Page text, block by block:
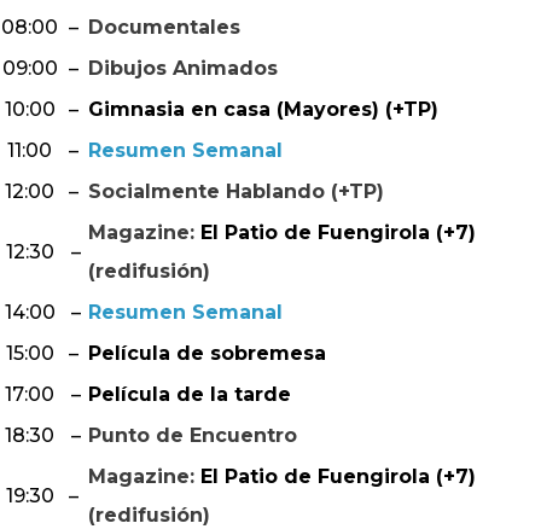
08:00 – Documentales
09:00 – Dibujos Animados
10:00
– Gimnasia en casa (Mayores) (+TP)
11:00
– Resumen Semanal
12:00
– Socialmente Hablando (+TP)
12:30 –
Magazine: El Patio de Fuengirola (+7)
(redifusión)
14:00
– Resumen Semanal
15:00
– Película de sobremesa
17:00
– Película de la tarde
18:30
– Punto de Encuentro
19:30 –
Magazine: El Patio de Fuengirola (+7)
(redifusión)